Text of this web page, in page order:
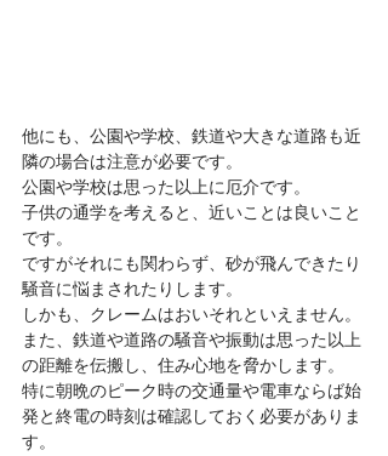
他にも、公園や学校、鉄道や大きな道路も近
隣の場合は注意が必要です。
公園や学校は思った以上に厄介です。
子供の通学を考えると、近いことは良いこと
です。
ですがそれにも関わらず、砂が飛んできたり
騒音に悩まされたりします。
しかも、クレームはおいそれといえません。
また、鉄道や道路の騒音や振動は思った以上
の距離を伝搬し、住み心地を脅かします。
特に朝晩のピーク時の交通量や電車ならば始
発と終電の時刻は確認しておく必要がありま
す。